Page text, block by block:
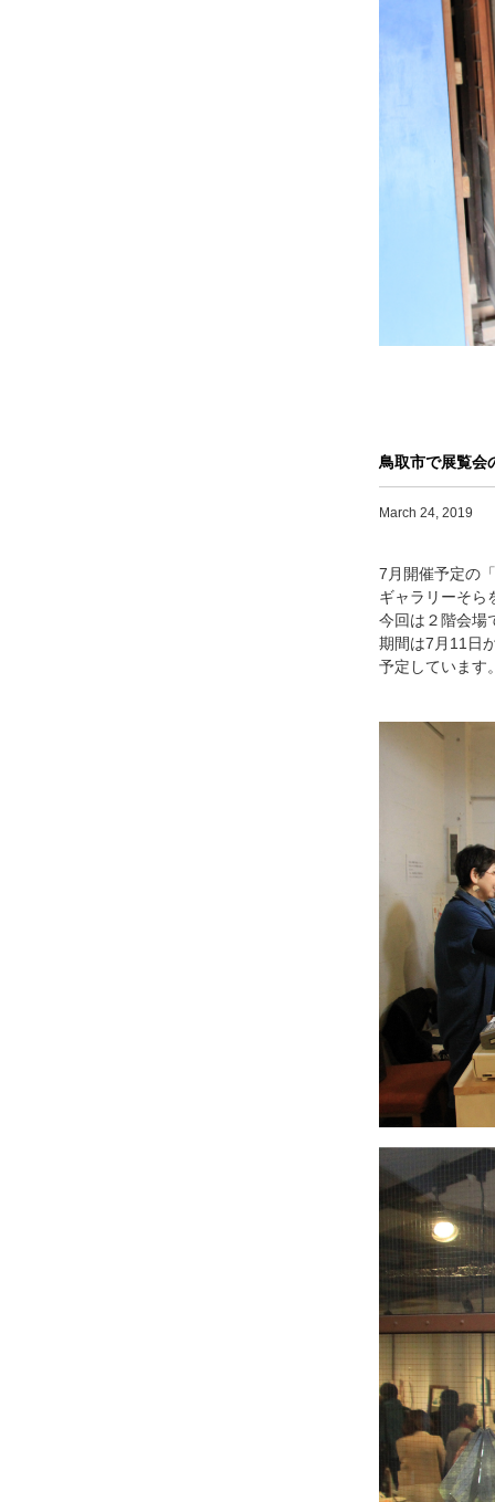
鳥取市で展覧会
March 24, 2019
7月開催予定の
ギャラリーそら
今回は２階会場
期間は7月11日
予定しています